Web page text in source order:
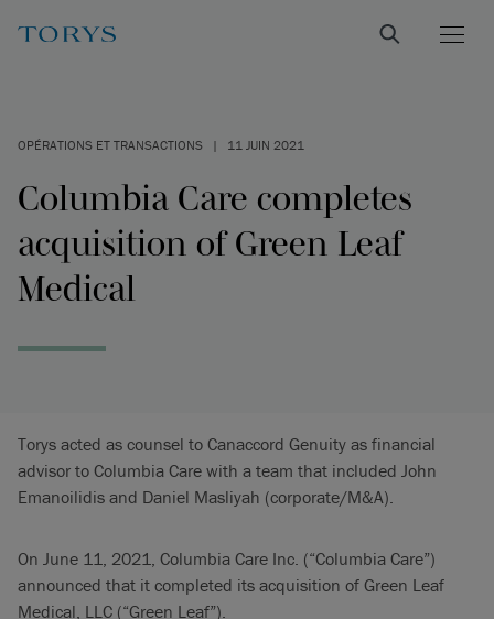
OPÉRATIONS ET TRANSACTIONS | 11 JUIN 2021
Columbia Care completes
acquisition of Green Leaf
Medical
Torys acted as counsel to Canaccord Genuity as financial
advisor to Columbia Care with a team that included John
Emanoilidis and Daniel Masliyah (corporate/M&A).
On June 11, 2021, Columbia Care Inc. (“Columbia Care”)
announced that it completed its acquisition of Green Leaf
Medical, LLC (“Green Leaf”).